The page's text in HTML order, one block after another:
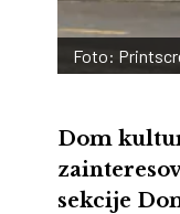
Foto:
Dom
sekcije